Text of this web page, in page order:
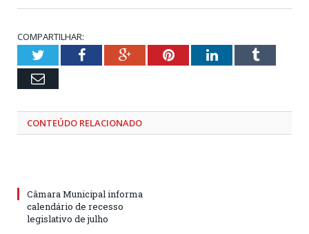
COMPARTILHAR:
TwitterFacebookGoogle+PinterestLinkedInTumblr
Email
CONTEÚDO RELACIONADO
Câmara Municipal informa
calendário de recesso
legislativo de julho